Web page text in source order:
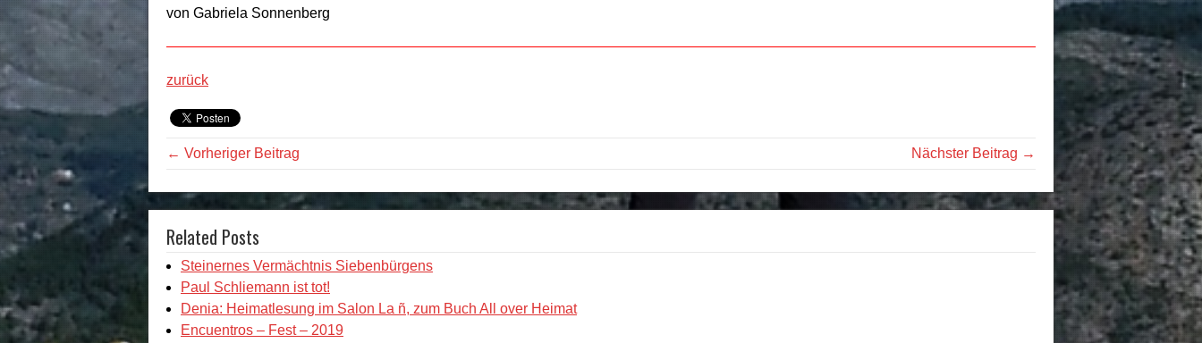
von Gabriela Sonnenberg
zurück
← Vorheriger Beitrag Nächster Beitrag →
Related Posts
Steinernes Vermächtnis Siebenbürgens
Paul Schliemann ist tot!
Denia: Heimatlesung im Salon La ñ, zum Buch All over Heimat
Encuentros – Fest – 2019